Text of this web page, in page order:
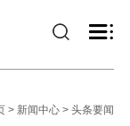
> 新闻中心 >头条要闻